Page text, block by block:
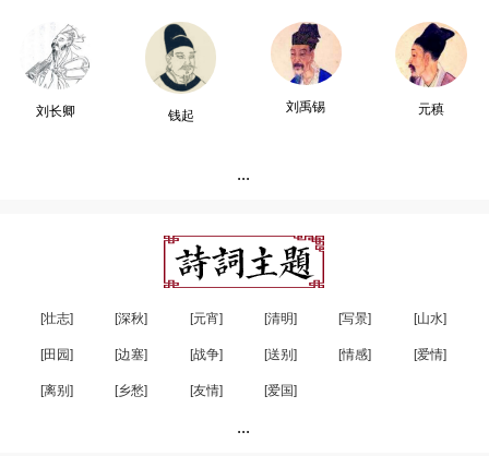
刘长卿 钱起
刘禹锡 元稹
...
[壮志] [深秋] [元宵] [清明] [写景] [山水]
[田园] [边塞] [战争] [送别] [情感] [爱情]
[离别] [乡愁] [友情] [爱国]
...